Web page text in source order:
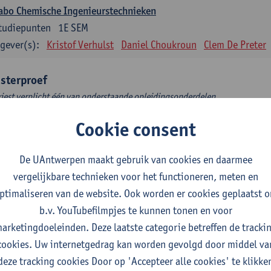
Chemische Ingenieurstechnieken
1E SEM
Kristof Verhulst Daniel Choukroun Clem De Preter
verplicht één van onderstaande opleidingsonderdelen.
Chemie met inbegrip van stage
studiepunten
Pieter Billen
Project Chemistry including internship
2E SEM
studiepunten
Pieter Billen
1
Cookie consent
De UAntwerpen maakt gebruik van cookies en daarmee
vergelijkbare technieken voor het functioneren, meten en
van de website. Ook worden er cookies geplaatst
b.v. YouTubefilmpjes te kunnen tonen en voor
Deze laatste categorie betreffen de
Uw internetgedrag kan worden gevolgd door middel
tracking cookies Door op 'Accepteer alle cookies' te